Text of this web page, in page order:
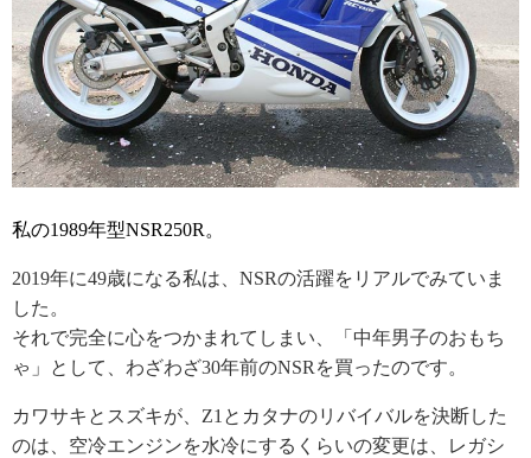
私の1989年型NSR250R。
2019年に49歳になる私は、NSRの活躍をリアルでみていま
した。
それで完全に心をつかまれてしまい、「中年男子のおもち
ゃ」として、わざわざ30年前のNSRを買ったのです。
カワサキとスズキが、Z1とカタナのリバイバルを決断した
のは、空冷エンジンを水冷にするくらいの変更は、レガシ